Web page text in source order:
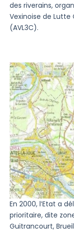
des riverains,
Vexinoise de
(AVL3C).
En 2000, l’Etat a
prioritaire, dite
Guitrancourt,